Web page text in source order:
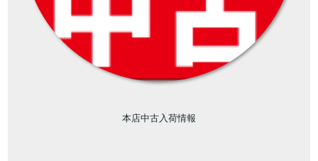
本店中古入荷情報